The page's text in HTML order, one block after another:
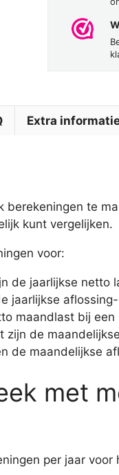
Extra
berekeningen te
kunt vergelijken.
voor:
de jaarlijkse netto
jaarlijkse
maandlast bij een
zijn de
de maandelijkse
met
per jaar